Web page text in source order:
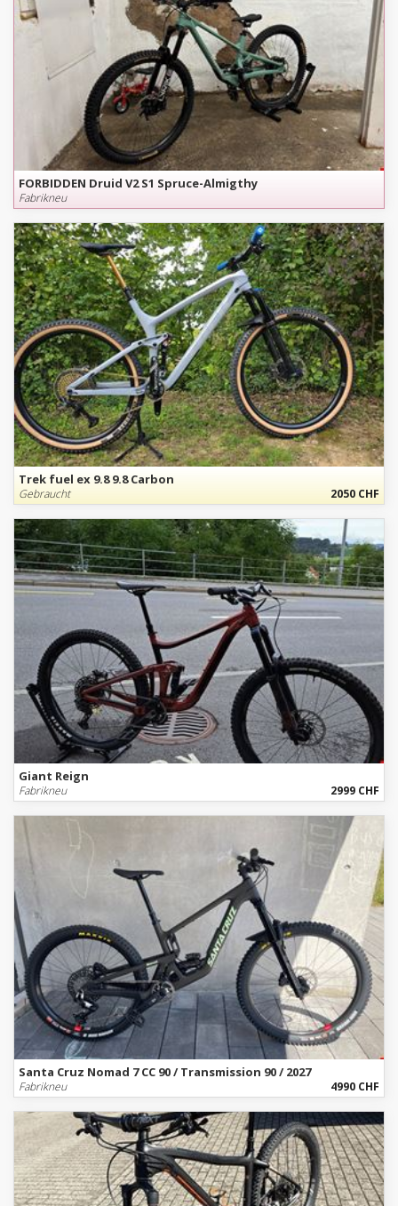
FORBIDDEN Druid V2 S1 Spruce-Almigthy
Fabrikneu
Trek fuel ex 9.8 9.8 Carbon
Gebraucht 2050 CHF
Giant Reign
Fabrikneu 2999 CHF
Santa Cruz Nomad 7 CC 90 / Transmission 90 / 2027
Fabrikneu 4990 CHF